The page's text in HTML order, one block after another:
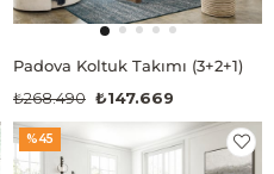
Padova Koltuk Takımı (3+2+1)
₺147.669
₺268.490
%45